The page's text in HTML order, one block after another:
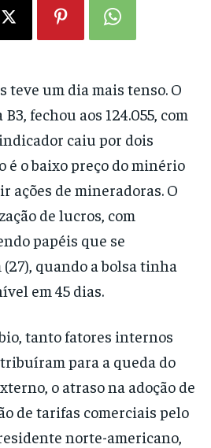
teve um dia mais tenso. O
fechou aos 124.055, com
caiu por dois
é o baixo preço do minério
ações de mineradoras. O
de lucros, com
papéis que se
quando a bolsa tinha
em 45 dias.
tanto fatores internos
para a queda do
o atraso na adoção de
de tarifas comerciais pelo
norte-americano,